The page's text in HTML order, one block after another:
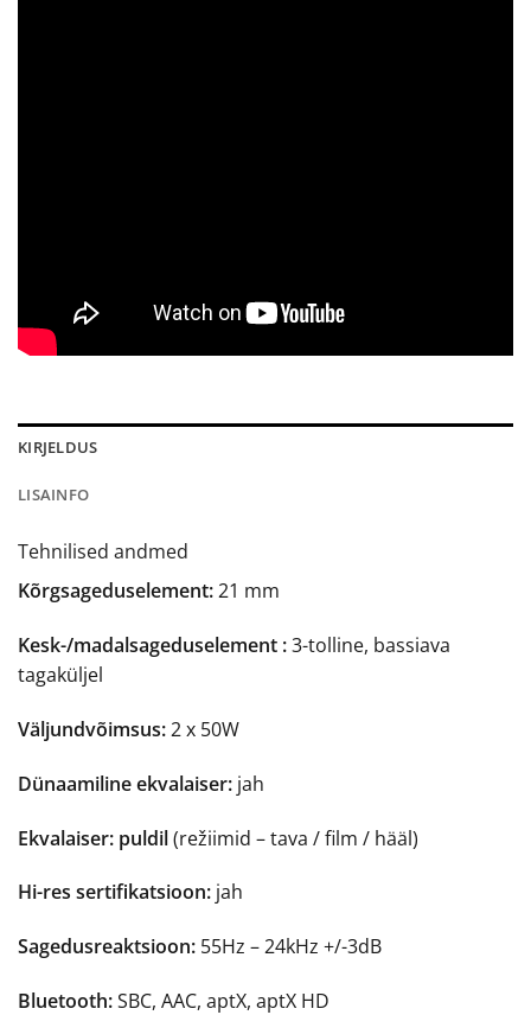
KIRJELDUS
LISAINFO
Tehnilised andmed
Kõrgsageduselement:21 mm
Kesk-/madalsageduselement :3-tolline, bassiava
tagaküljel
Väljundvõimsus:2 x 50W
Dünaamiline ekvalaiser: jah
Ekvalaiser: puldil(režiimid – tava / film / hääl)
Hi-res sertifikatsioon: jah
Sagedusreaktsioon: 55Hz – 24kHz +/-3dB
Bluetooth:SBC, AAC, aptX, aptX HD